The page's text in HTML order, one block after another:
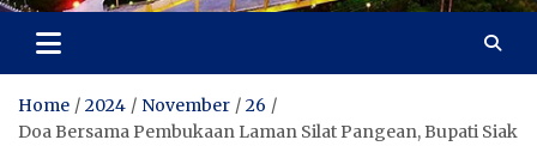
Home 2024 November
26
Doa Bersama Pembukaan Laman Silat Pangean, Bupati Siak